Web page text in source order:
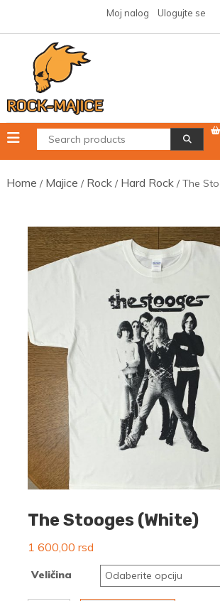
content
Moj nalog Ulogujte se
Home / Majice / Rock/ Hard Rock/ The
The Stooges (White)
1 600,00 rsd
Veličina